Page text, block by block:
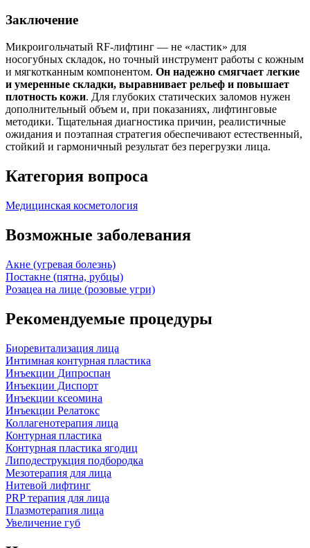
Заключение
Микроигольчатый RF‑лифтинг — не «ластик» для
носогубных складок, но точный инструмент работы с кожным
и мягкотканным компонентом. Он надежно смягчает легкие
и умеренные складки, выравнивает рельеф и повышает
плотность кожи. Для глубоких статических заломов нужен
дополнительный объем и, при показаниях, лифтинговые
методики. Тщательная диагностика причин, реалистичные
ожидания и поэтапная стратегия обеспечивают естественный,
стойкий и гармоничный результат без перегрузки лица.
Категория вопроса
Медицинская косметология
Возможные заболевания
Акне (угревая болезнь)
Постакне (пятна, рубцы)
Розацеа на лице (розовые угри)
Рекомендуемые процедуры
Биоревитализация лица
Интимная контурная пластика
Инъекции Дипроспан
Инъекции Диспорт
Инъекции ксеомина
Инъекции Релатокс
Коллагенотерапия лица
Контурная пластика
Контурная пластика ягодиц
Липодеструкция подбородка
Мезотерапия для лица
Нитевой лифтинг
PRP терапия для лица
Плазмотерапия лица
Увеличение губ